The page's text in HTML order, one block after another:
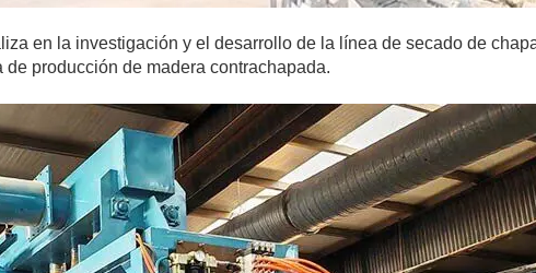
en la investigación y el desarrollo de la línea de secado de
producción de madera contrachapada.